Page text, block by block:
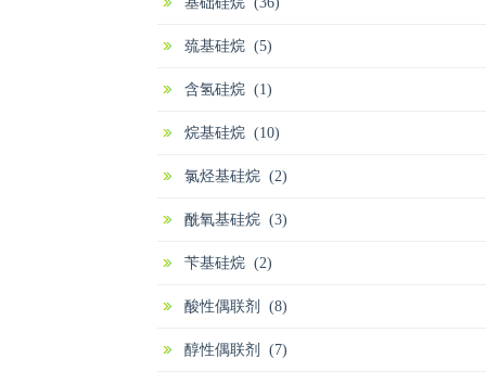
巯基硅烷 (5)
含氢硅烷 (1)
烷基硅烷 (10)
氯烃基硅烷 (2)
酰氧基硅烷 (3)
苄基硅烷 (2)
酸性偶联剂 (8)
醇性偶联剂 (7)